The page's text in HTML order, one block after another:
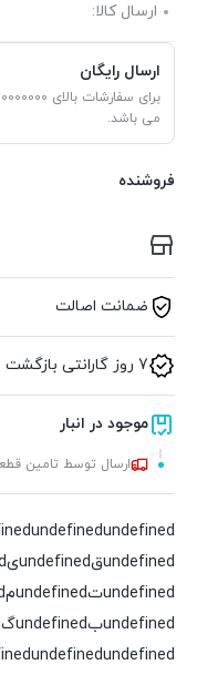
ارسال کالا:
ارسال رایگان
می باشد.
فروشنده
ضمانت اصالت
7 روز گارانتی بازگشت وجه
موجود در انبار
ارسال توسط تامین
undefined
undefinedبundefinedگundefinedیundefinedرundefinedیundefinedدundefined
undefined